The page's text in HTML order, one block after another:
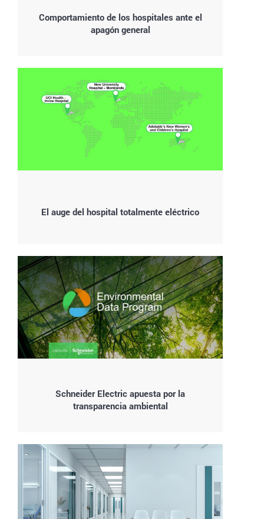
Comportamiento de los hospitales ante el
apagón general
El auge del hospital totalmente eléctrico
Schneider Electric apuesta por la
transparencia ambiental